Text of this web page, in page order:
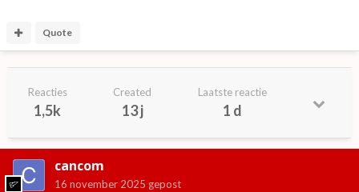
Quote
Reacties
1,5k
Created
13 j
Laatste reactie
1 d
cancom
16 november 2025 gepost